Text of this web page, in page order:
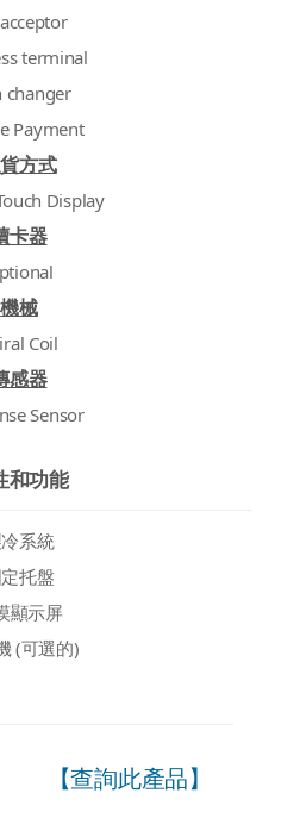
terminal
changer
Payment
方式
Display
卡器
機械
Coil
感器
Sensor
和功能
系統
托盤
顯示屏
(可選的)
【查詢此產品】